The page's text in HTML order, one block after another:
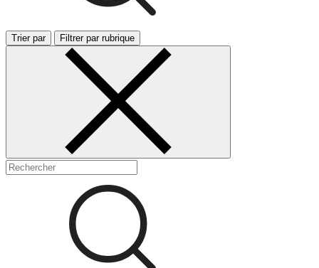
Trier par Filtrer par rubrique